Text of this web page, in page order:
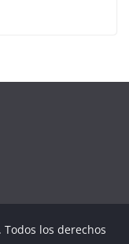
. Todos los derechos